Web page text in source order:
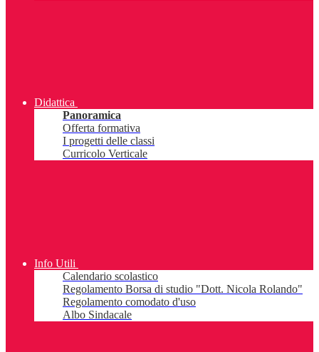
Didattica
Panoramica
Offerta formativa
I progetti delle classi
Curricolo Verticale
Info Utili
Calendario scolastico
Regolamento Borsa di studio "Dott. Nicola Rolando"
Regolamento comodato d'uso
Albo Sindacale